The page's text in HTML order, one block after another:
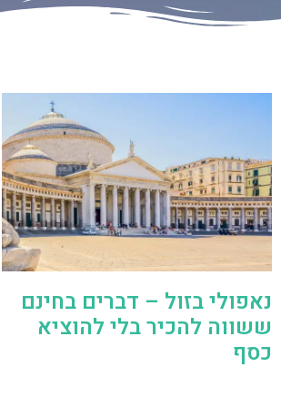
נאפולי בזול – דברים בחינם
ששווה להכיר בלי להוציא
כסף